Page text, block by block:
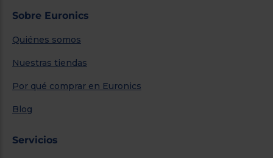
Sobre Euronics
Quiénes somos
Nuestras tiendas
Por qué comprar en Euronics
Blog
Servicios